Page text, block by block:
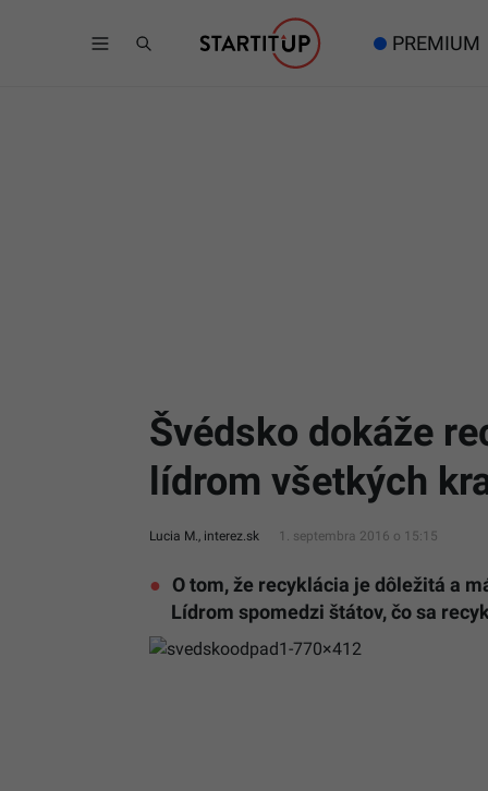
PREMIUM
Švédsko dokáže
lídrom všetkých
Lucia M., interez.sk 1. septembra 2016 o 15:15
O tom, že recyklácia je dôležitá a
Lídrom spomedzi štátov, čo sa